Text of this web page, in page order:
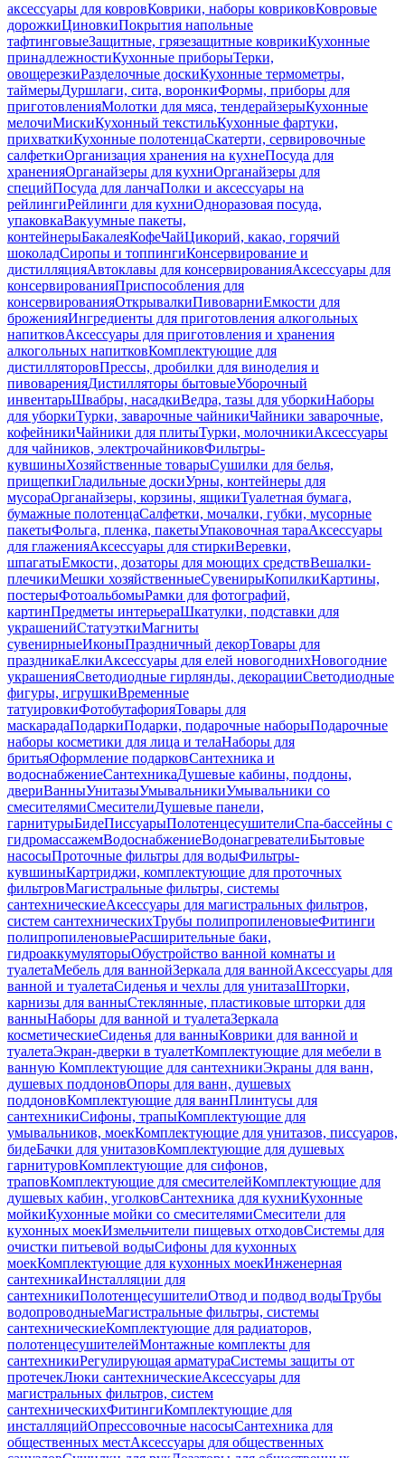
аксессуары для ковровКоврики, наборы ковриковКовровые
дорожкиЦиновкиПокрытия напольные
тафтинговыеЗащитные, грязезащитные коврикиКухонные
принадлежностиКухонные приборыТерки,
овощерезкиРазделочные доскиКухонные термометры,
таймерыДуршлаги, сита, воронкиФормы, приборы для
приготовленияМолотки для мяса, тендерайзерыКухонные
мелочиМискиКухонный текстильКухонные фартуки,
прихваткиКухонные полотенцаСкатерти, сервировочные
салфеткиОрганизация хранения на кухнеПосуда для
храненияОрганайзеры для кухниОрганайзеры для
специйПосуда для ланчаПолки и аксессуары на
рейлингиРейлинги для кухниОдноразовая посуда,
упаковкаВакуумные пакеты,
контейнерыБакалеяКофеЧайЦикорий, какао, горячий
шоколадСиропы и топпингиКонсервирование и
дистилляцияАвтоклавы для консервированияАксессуары для
консервированияПриспособления для
консервированияОткрывалкиПивоварниЕмкости для
броженияИнгредиенты для приготовления алкогольных
напитковАксессуары для приготовления и хранения
алкогольных напитковКомплектующие для
дистилляторовПрессы, дробилки для виноделия и
пивоваренияДистилляторы бытовыеУборочный
инвентарьШвабры, насадкиВедра, тазы для уборкиНаборы
для уборкиТурки, заварочные чайникиЧайники заварочные,
кофейникиЧайники для плитыТурки, молочникиАксессуары
для чайников, электрочайниковФильтры-
кувшиныХозяйственные товарыСушилки для белья,
прищепкиГладильные доскиУрны, контейнеры для
мусораОрганайзеры, корзины, ящикиТуалетная бумага,
бумажные полотенцаСалфетки, мочалки, губки, мусорные
пакетыФольга, пленка, пакетыУпаковочная тараАксессуары
для глаженияАксессуары для стиркиВеревки,
шпагатыЕмкости, дозаторы для моющих средствВешалки-
плечикиМешки хозяйственныеСувенирыКопилкиКартины,
постерыФотоальбомыРамки для фотографий,
картинПредметы интерьераШкатулки, подставки для
украшенийСтатуэткиМагниты
сувенирныеИконыПраздничный декорТовары для
праздникаЕлкиАксессуары для елей новогоднихНовогодние
украшенияСветодиодные гирлянды, декорацииСветодиодные
фигуры, игрушкиВременные
татуировкиФотобутафорияТовары для
маскарадаПодаркиПодарки, подарочные наборыПодарочные
наборы косметики для лица и телаНаборы для
бритьяОформление подарковСантехника и
водоснабжениеСантехникаДушевые кабины, поддоны,
двериВанныУнитазыУмывальникиУмывальники со
смесителямиСмесителиДушевые панели,
гарнитурыБидеПиссуарыПолотенцесушителиСпа-бассейны с
гидромассажемВодоснабжениеВодонагревателиБытовые
насосыПроточные фильтры для водыФильтры-
кувшиныКартриджи, комплектующие для проточных
фильтровМагистральные фильтры, системы
сантехническиеАксессуары для магистральных фильтров,
систем сантехническихТрубы полипропиленовыеФитинги
полипропиленовыеРасширительные баки,
гидроаккумуляторыОбустройство ванной комнаты и
туалетаМебель для ваннойЗеркала для ваннойАксессуары для
ванной и туалетаСиденья и чехлы для унитазаШторки,
карнизы для ванныСтеклянные, пластиковые шторки для
ванныНаборы для ванной и туалетаЗеркала
косметическиеСиденья для ванныКоврики для ванной и
туалетаЭкран-дверки в туалетКомплектующие для мебели в
ванную Комплектующие для сантехникиЭкраны для ванн,
душевых поддоновОпоры для ванн, душевых
поддоновКомплектующие для ваннПлинтусы для
сантехникиСифоны, трапыКомплектующие для
умывальников, моекКомплектующие для унитазов, писсуаров,
бидеБачки для унитазовКомплектующие для душевых
гарнитуровКомплектующие для сифонов,
траповКомплектующие для смесителейКомплектующие для
душевых кабин, уголковСантехника для кухниКухонные
мойкиКухонные мойки со смесителямиСмесители для
кухонных моекИзмельчители пищевых отходовСистемы для
очистки питьевой водыСифоны для кухонных
моекКомплектующие для кухонных моекИнженерная
сантехникаИнсталляции для
сантехникиПолотенцесушителиОтвод и подвод водыТрубы
водопроводныеМагистральные фильтры, системы
сантехническиеКомплектующие для радиаторов,
полотенцесушителейМонтажные комплекты для
сантехникиРегулирующая арматураСистемы защиты от
протечекЛюки сантехническиеАксессуары для
магистральных фильтров, систем
сантехническихФитингиКомплектующие для
инсталляцийОпрессовочные насосыСантехника для
общественных местАксессуары для общественных